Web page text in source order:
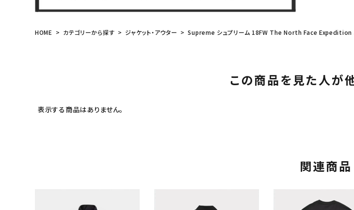
HOME カテゴリーから探す ジャケット・アウター Supreme シュプリーム 18FW The North Face Expedition
この商品を見た人が
表示する商品はありません。
関連商品